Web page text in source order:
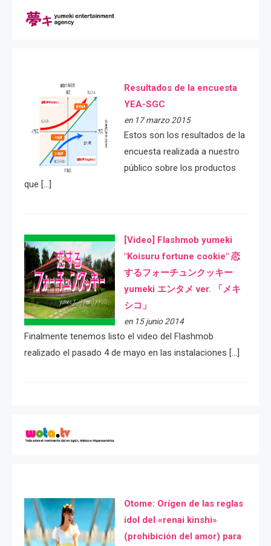
Resultados de la encuesta
YEA-SGC
en 17 marzo 2015
Estos son los resultados de la
encuesta realizada a nuestro
público sobre los productos
que […]
[Video] Flashmob yumeki
"Koisuru fortune cookie" 恋
するフォーチュンクッキー
yumeki エンタメ ver. 「メキ
シコ」
en 15 junio 2014
Finalmente tenemos listo el video del Flashmob
realizado el pasado 4 de mayo en las instalaciones […]
Otome: Orígen de las reglas
idol del «renai kinshi»
(prohibición del amor) para